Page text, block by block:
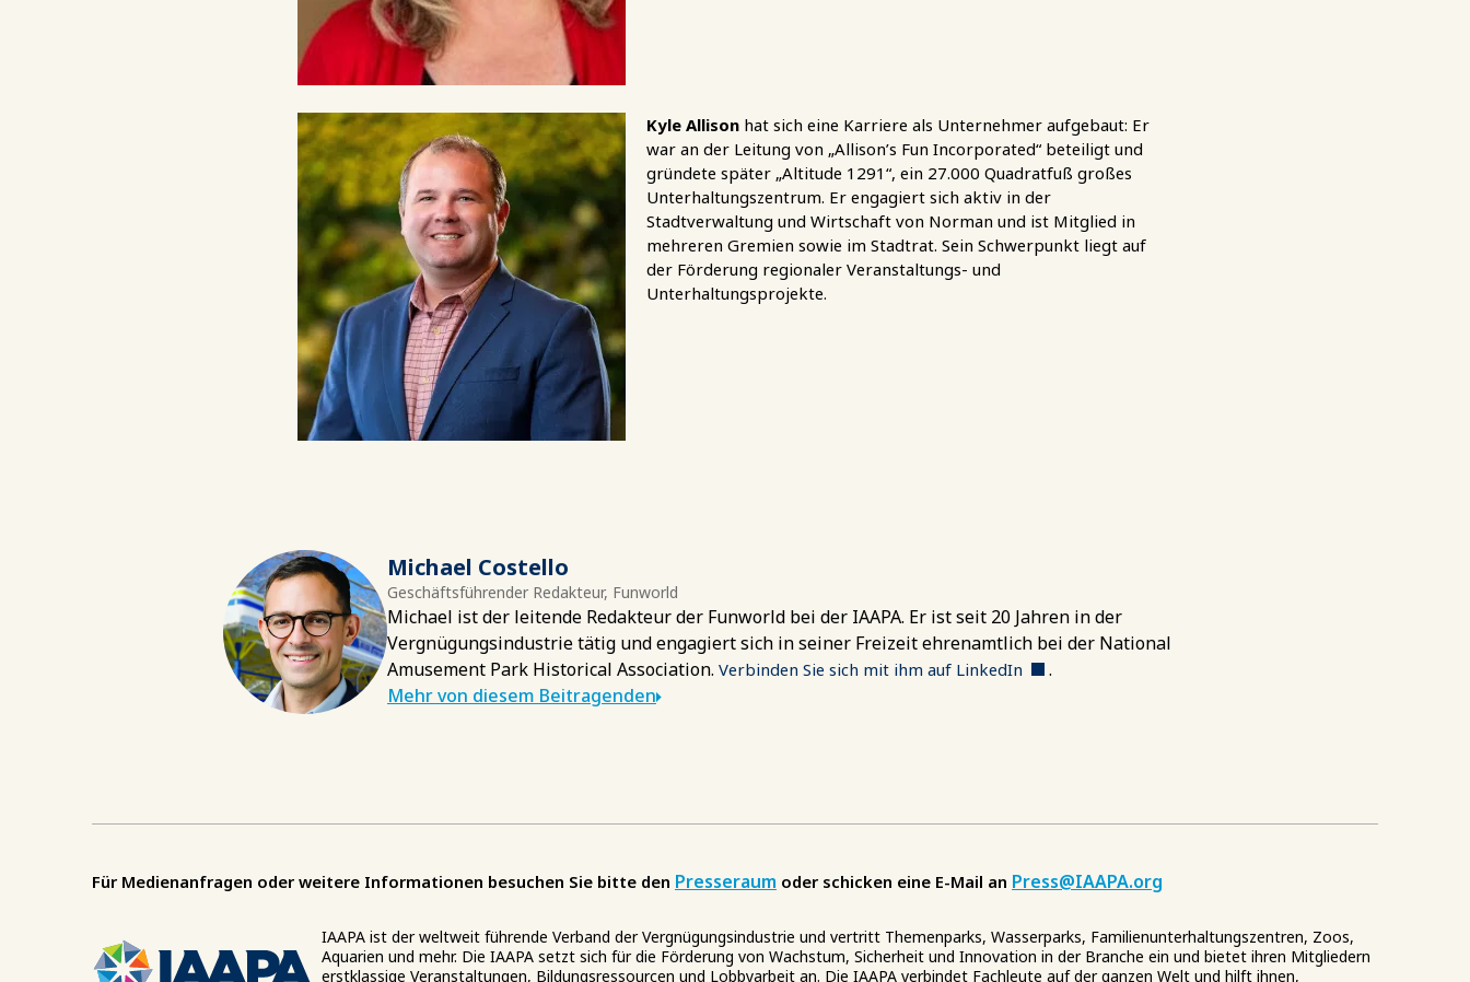
Kyle Allisonhat sich eine Karriere als Unternehmer aufgebaut: Er
war an der Leitung von „Allison’s Fun Incorporated“ beteiligt und
gründete später „Altitude 1291“, ein 27.000 Quadratfuß großes
Unterhaltungszentrum. Er engagiert sich aktiv in der
Stadtverwaltung und Wirtschaft von Norman und ist Mitglied in
mehreren Gremien sowie im Stadtrat. Sein Schwerpunkt liegt auf
der Förderung regionaler Veranstaltungs- und
Unterhaltungsprojekte.
Michael Costello
Geschäftsführender Redakteur, Funworld
Michael ist der leitende Redakteur der Funworld bei der IAAPA. Er ist seit 20 Jahren in der
Vergnügungsindustrie tätig und engagiert sich in seiner Freizeit ehrenamtlich bei der National
Amusement Park Historical Association. Verbinden Sie sich mit ihm auf LinkedIn
.
Mehr von diesem Beitragenden
Für Medienanfragen oder weitere Informationen besuchen Sie bitte den Presseraum oder schicken eine E-Mail an Press@IAAPA.org
IAAPA ist der weltweit führende Verband der Vergnügungsindustrie und vertritt Themenparks, Wasserparks, Familienunterhaltungszentren, Zoos,
Aquarien und mehr. Die IAAPA setzt sich für die Förderung von Wachstum, Sicherheit und Innovation in der Branche ein und bietet ihren Mitgliedern
erstklassige Veranstaltungen, Bildungsressourcen und Lobbyarbeit an. Die IAAPA verbindet Fachleute auf der ganzen Welt und hilft ihnen,